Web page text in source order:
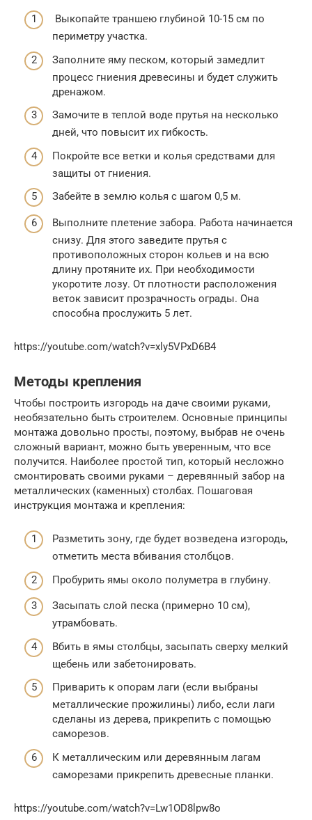
Выкопайте траншею глубиной 10-15 см по
периметру участка.
Заполните яму песком, который замедлит
процесс гниения древесины и будет служить
дренажом.
Замочите в теплой воде прутья на несколько
дней, что повысит их гибкость.
Покройте все ветки и колья средствами для
защиты от гниения.
Забейте в землю колья с шагом 0,5 м.
Выполните плетение забора. Работа начинается
снизу. Для этого заведите прутья с
противоположных сторон кольев и на всю
длину протяните их. При необходимости
укоротите лозу. От плотности расположения
веток зависит прозрачность ограды. Она
способна прослужить 5 лет.
https://youtube.com/watch?v=xly5VPxD6B4
Методы крепления
Чтобы построить изгородь на даче своими руками,
необязательно быть строителем. Основные принципы
монтажа довольно просты, поэтому, выбрав не очень
сложный вариант, можно быть уверенным, что все
получится. Наиболее простой тип, который несложно
смонтировать своими руками – деревянный забор на
металлических (каменных) столбах. Пошаговая
инструкция монтажа и крепления:
Разметить зону, где будет возведена изгородь,
отметить места вбивания столбцов.
Пробурить ямы около полуметра в глубину.
Засыпать слой песка (примерно 10 см),
утрамбовать.
Вбить в ямы столбцы, засыпать сверху мелкий
щебень или забетонировать.
Приварить к опорам лаги (если выбраны
металлические прожилины) либо, если лаги
сделаны из дерева, прикрепить с помощью
саморезов.
К металлическим или деревянным лагам
саморезами прикрепить древесные планки.
https://youtube.com/watch?v=Lw1OD8lpw8o